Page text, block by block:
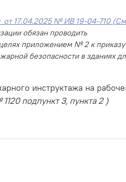
от 17.04.2025 № ИВ 19-04-710
обязан проводить
целях приложением № 2 к
безопасности в зданиях
инструктажа на
подпункт 3, пункта 2 )